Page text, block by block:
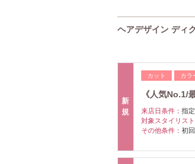
ヘアデザイン ディ
新
規
カット カラ
《人気No.1/
来店日条件： 指
対象スタイリスト
その他条件： 初